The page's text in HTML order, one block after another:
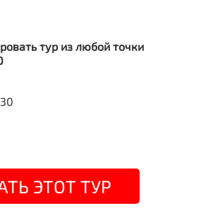
тур из любой точки
ЭТОТ ТУР